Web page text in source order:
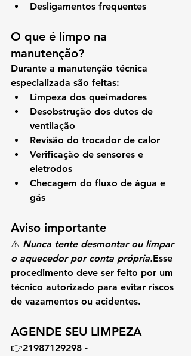
Desligamentos frequentes
O que é limpo na
manutenção?
Durante a manutenção técnica
especializada são feitas:
Limpeza dos queimadores
Desobstrução dos dutos de
ventilação
Revisão do trocador de calor
Verificação de sensores e
eletrodos
Checagem do fluxo de água e
gás
Aviso importante
⚠️ Nunca tente desmontar ou limpar
o aquecedor por conta própria.Esse
procedimento deve ser feito por um
técnico autorizado para evitar riscos
de vazamentos ou acidentes.
AGENDE SEU LIMPEZA
👉21987129298 -